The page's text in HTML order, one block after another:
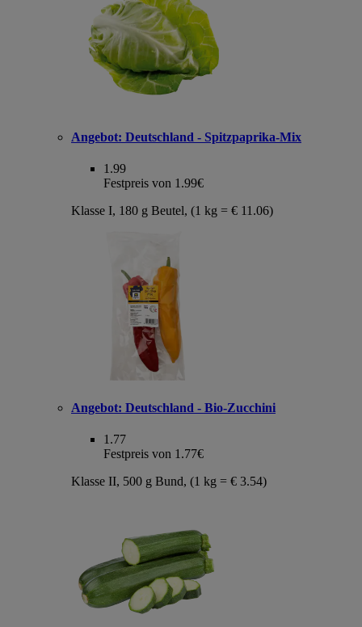
Angebot: Deutschland - Spitzpaprika-Mix
1.99
Festpreis von 1.99€
Klasse I, 180 g Beutel, (1 kg = € 11.06)
Angebot: Deutschland - Bio-Zucchini
1.77
Festpreis von 1.77€
Klasse II, 500 g Bund, (1 kg = € 3.54)